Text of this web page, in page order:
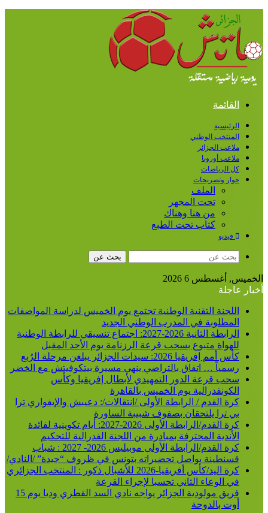
القائمة
الرئيسية
المنتخب الوطني
ملاعب الجزائر
ملاعب أوروبا
كل الرياضات
حوار وتصريحات
الملف
تحت المجهر
من هنا وهناك
كتاب تحت الطبع
فيديو
بحث عن
الخميس, أغسطس 6 2026
أخبار عاجلة
اللجنة التقنية الوطنية تجتمع يوم الخميس لدراسة المواصفات
المطلوبة في المدرب الوطني الجديد
الرابطة الثانية 2026-2027: اجتماع تنسيقي للرابطة الوطنية
للهواة متبوع بسحب قرعة الرزنامة يوم الأحد المقبل
كأس أمم إفريقيا 2026: سيدات الجزائر يبلغن مرحلة الرُبع
رسمياً … اتفاق بالتراضي ينهي مسيرة بيتكوفيتش مع الخضر
سحب قرعة الدور التمهيدي لأبطال إفريقيا وكأس
الكونفدرالية يوم الخميس بالقاهرة
كرة القدم / الرابطة الأولى /انتقالات/: دعيبش والإيفواري ترا
بي ترا يلتحقان بصفوف شبيبة الساورة
كرة القدم/الرابطة الأولى 2026-2027: أيام تكوينية لفائدة
الأندية المحترفة بمبادرة من اللجنة الفدرالية للتحكيم
كرة القدم/الرابطة الأولى موبيليس 2026- 2027 : شباب
قسنطينة يواصل تحضيراته بتونس في ظروف “جيدة” /النادي/
كرة اليد/كأس أفريقيا-2026 للأشبال ذكور : المنتخب الجزائري
في الوعاء الثاني تحسبا لإجراء القرعة
فريق مولودية الجزائر يواجه نادي السد القطري وديا يوم 15
أوت بالدوحة